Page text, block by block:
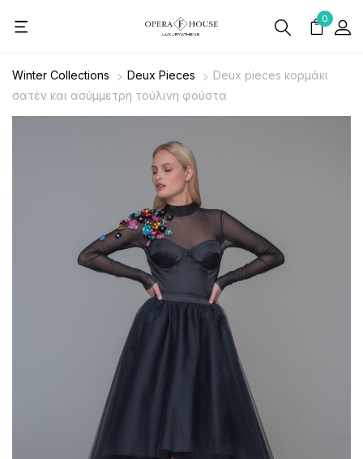
0
Winter Collections Deux Pieces
Deux pieces κορμάκι
σατέν και ασύμμετρη τούλινη φούστα